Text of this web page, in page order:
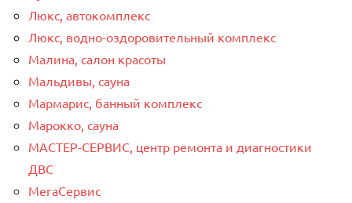
Люкс, автокомплекс
Люкс, водно-оздоровительный комплекс
Малина, салон красоты
Мальдивы, сауна
Мармарис, банный комплекс
Марокко, сауна
МАСТЕР-СЕРВИС, центр ремонта и диагностики
ДВС
МегаСервис